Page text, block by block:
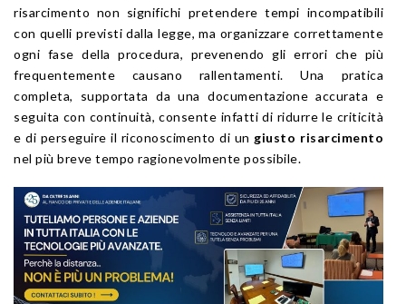
risarcimento non significhi pretendere tempi incompatibili
con quelli previsti dalla legge, ma organizzare correttamente
ogni fase della procedura, prevenendo gli errori che più
frequentemente causano rallentamenti. Una pratica
completa, supportata da una documentazione accurata e
seguita con continuità, consente infatti di ridurre le criticità
e di perseguire il riconoscimento di un giusto risarcimento
nel più breve tempo ragionevolmente possibile.